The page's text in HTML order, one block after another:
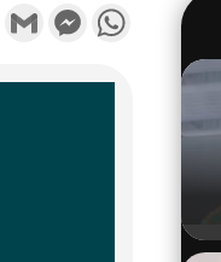
Email Gmail MessengerWhatsApp
: Man, deux
dans un